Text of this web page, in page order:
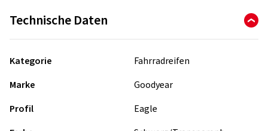
Technische Daten
Kategorie
Fahrradreifen
Marke
Goodyear
Profil
Eagle